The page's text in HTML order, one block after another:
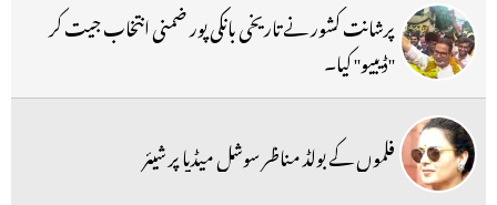
پرشانت کشور نے تاریخی بانکی پور ضمنی انتخاب جیت کر
''ڈیبیو'' کیا۔
فلموں کے بولڈ مناظر سوشل میڈیا پر شیئر